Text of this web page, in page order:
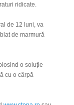
ridicate.
de 12 luni, va
de marmură
o soluție
cu o cârpă